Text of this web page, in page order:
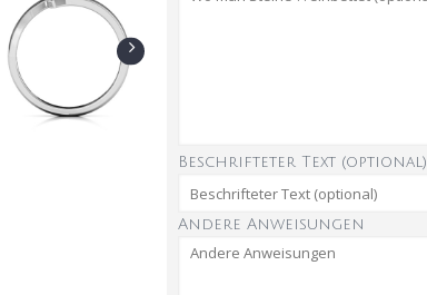
Beschrifteter Text (optional)
Andere Anweisungen